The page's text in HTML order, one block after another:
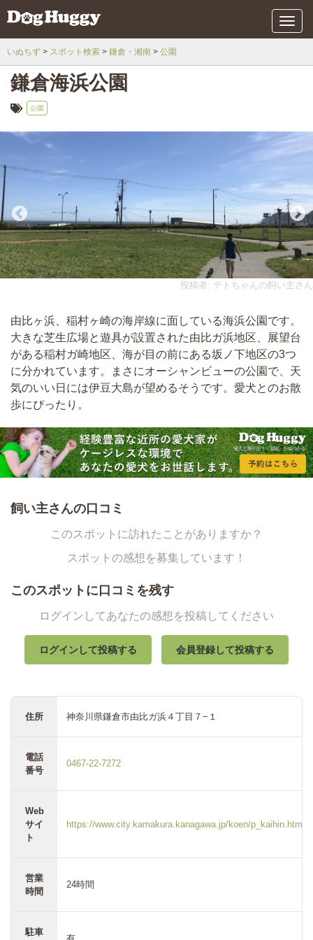
メ
ニ
いぬちず スポット検索 鎌倉・湘南 公園
鎌倉海浜公園
公園
投稿者: テトちゃんの飼い主さん
由比ヶ浜、稲村ヶ崎の海岸線に面している海浜公園です。
大きな芝生広場と遊具が設置された由比ガ浜地区、展望台
がある稲村ガ崎地区、海が目の前にある坂ノ下地区の3つ
に分かれています。まさにオーシャンビューの公園で、天
気のいい日には伊豆大島が望めるそうです。愛犬とのお散
歩にぴったり。
飼い主さんの口コミ
このスポットに訪れたことがありますか？
スポットの感想を募集しています！
このスポットに口コミを残す
ログインしてあなたの感想を投稿してください
ログインして投稿する 会員登録して投稿する
住所 神奈川県鎌倉市由比ガ浜４丁目７−１
電話
番号
0467-22-7272
Web
サイ
ト
https://www.city.kamakura.kanagawa.jp/koen/p_kaihin.html
営業
時間
24時間
駐車